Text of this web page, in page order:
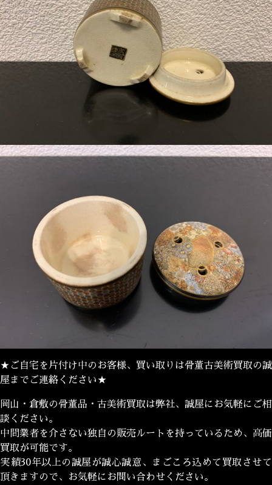
★ご自宅を片付け中のお客様、買い取りは骨董古美術買取の誠
屋までご連絡ください★
岡山・倉敷の骨董品・古美術買取は弊社、誠屋にお気軽にご相
談ください。
中間業者を介さない独自の販売ルートを持っているため、高価
買取が可能です。
実績30年以上の誠屋が誠心誠意、まごころ込めて買取させて
頂きますので、お気軽にお問い合わせください。